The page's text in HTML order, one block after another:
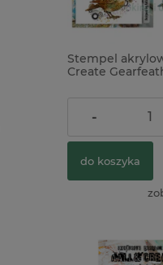
Stempel
Create
56,00 zł
-
do koszyka